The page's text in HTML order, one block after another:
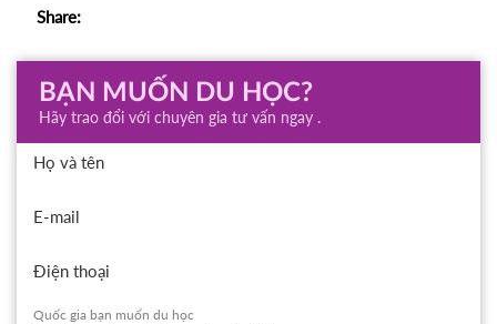
Share:
BẠN MUỐN DU HỌC?
Hãy trao đổi với chuyên gia tư vấn ngay .
Họ và tên
E-mail
Điện thoại
Quốc gia bạn muốn du học